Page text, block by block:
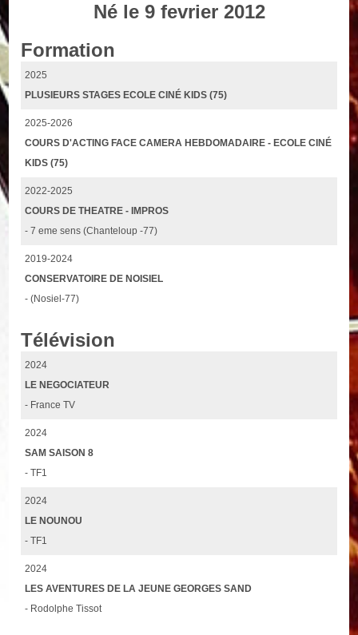
Né le 9 fevrier 2012
Formation
2025
PLUSIEURS STAGES ECOLE CINÉ KIDS (75)
2025-2026
COURS D'ACTING FACE CAMERA HEBDOMADAIRE - ECOLE CINÉ
KIDS (75)
2022-2025
COURS DE THEATRE - IMPROS
- 7 eme sens (Chanteloup -77)
2019-2024
CONSERVATOIRE DE NOISIEL
- (Nosiel-77)
Télévision
2024
LE NEGOCIATEUR
- France TV
2024
SAM SAISON 8
- TF1
2024
LE NOUNOU
- TF1
2024
LES AVENTURES DE LA JEUNE GEORGES SAND
- Rodolphe Tissot